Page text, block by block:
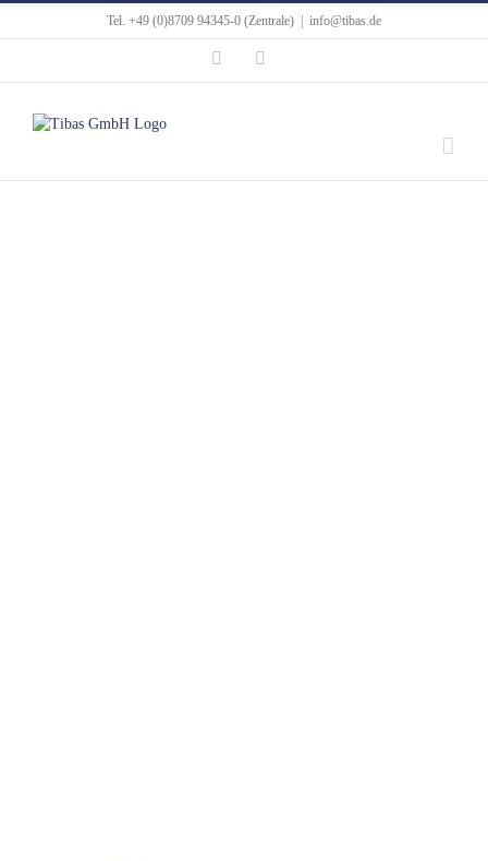
Tel. +49 (0)8709 94345-0 (Zentrale) info@tibas.de